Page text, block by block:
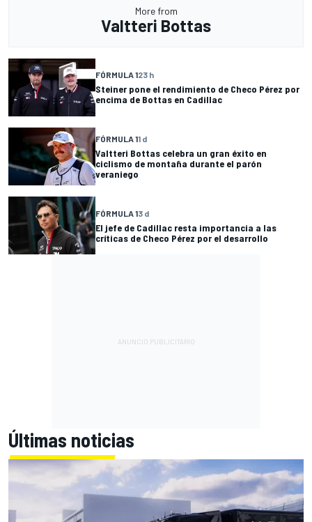
More from
Valtteri Bottas
FÓRMULA 123 h
Steiner pone el rendimiento de Checo Pérez por
encima de Bottas en Cadillac
FÓRMULA 11 d
Valtteri Bottas celebra un gran éxito en
ciclismo de montaña durante el parón
veraniego
FÓRMULA 13 d
El jefe de Cadillac resta importancia a las
críticas de Checo Pérez por el desarrollo
Últimas noticias